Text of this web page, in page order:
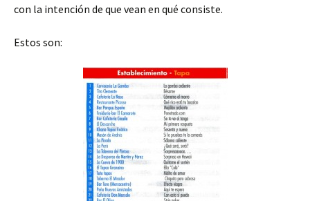
con la intención de que vean en qué consiste.
Estos son: